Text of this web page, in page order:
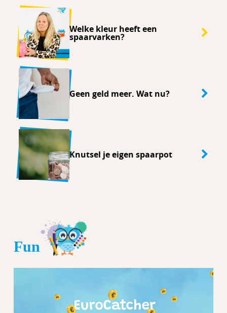
Welke kleur heeft een
spaarvarken?
Geen geld meer. Wat nu?
Knutsel je eigen spaarpot
Fun